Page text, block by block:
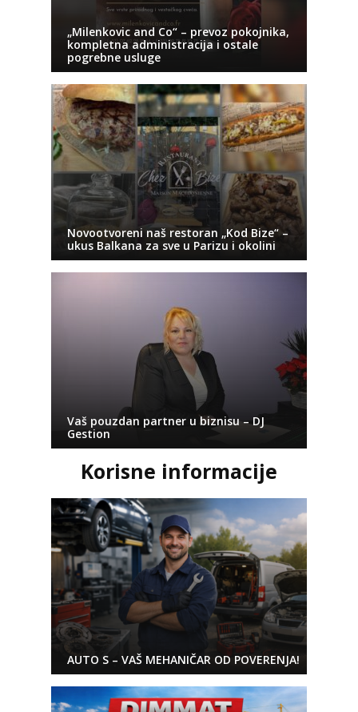
„Milenkovic and Co“ – prevoz pokojnika,
kompletna administracija i ostale
pogrebne usluge
Novootvoreni naš restoran „Kod Bize“ –
ukus Balkana za sve u Parizu i okolini
Vaš pouzdan partner u biznisu – DJ
Gestion
Korisne informacije
AUTO S – VAŠ MEHANIČAR OD POVERENJA!